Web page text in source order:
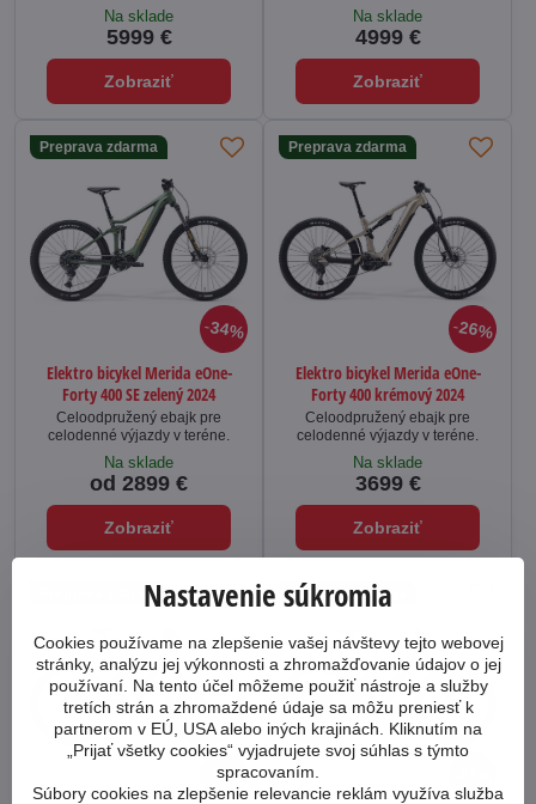
Na sklade
5999 €
Zobraziť
Na sklade
4999 €
Zobraziť
34%
Preprava zdarma
Elektro bicykel Merida eOne-
Forty 400 SE zelený 2024
Celoodpružený ebajk pre
celodenné výjazdy v teréne.
Na sklade
od 2899 €
Zobraziť
26%
Preprava zdarma
Elektro bicykel Merida eOne-
Forty 400 krémový 2024
Celoodpružený ebajk pre
celodenné výjazdy v teréne.
Na sklade
3699 €
Zobraziť
25%
Preprava zdarma Preprava zdarma
Nastavenie súkromia
Cookies používame na zlepšenie vašej návštevy tejto webovej
stránky, analýzu jej výkonnosti a zhromažďovanie údajov o jej
používaní. Na tento účel môžeme použiť nástroje a služby
tretích strán a zhromaždené údaje sa môžu preniesť k
partnerom v EÚ, USA alebo iných krajinách. Kliknutím na
„Prijať všetky cookies“ vyjadrujete svoj súhlas s týmto
spracovaním.
Súbory cookies na zlepšenie relevancie reklám využíva služba